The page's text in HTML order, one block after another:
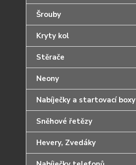
Šrouby
Kryty kol
Stěrače
Neony
Nabíječky a startovací boxy
Sněhové řetězy
Hevery, Zvedáky